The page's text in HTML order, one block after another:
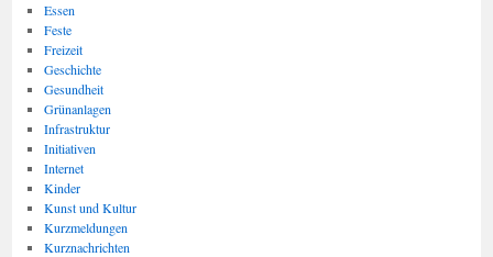
Essen
Feste
Freizeit
Geschichte
Gesundheit
Grünanlagen
Infrastruktur
Initiativen
Internet
Kinder
Kunst und Kultur
Kurzmeldungen
Kurznachrichten